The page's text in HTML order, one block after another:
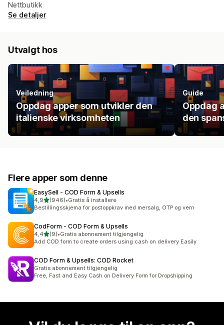
Nettbutikk
Se detaljer
Utvalgt hos
Veiledning
Oppdag apper som utvikler den
italienske virksomheten
Guide
Oppdag
den
Flere apper som denne
EasySell ‑ COD Form & Upsells
4,9av 5 stjerner
(946)
Totalt 946 omtaler
•Gratis å installere
Bestillingsskjema for postoppkrav med mersalg, OTP og vern
CodForm ‑ COD Form & Upsells
4,4av 5 stjerner
(9)
Totalt 9 omtaler
•Gratis abonnement tilgjengelig
Add COD form to create orders using cash on delivery Easily
COD Form & Upsells: COD Rocket
Gratis abonnement tilgjengelig
Free, Fast and Easy Cash on Delivery Form for Dropshipping